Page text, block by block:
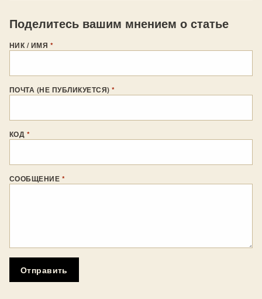
Поделитесь вашим мнением о статье
НИК / ИМЯ *
ПОЧТА (НЕ ПУБЛИКУЕТСЯ)*
КОД *
СООБЩЕНИЕ *
Отправить